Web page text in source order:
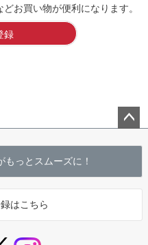
お買い物が便利になります。
録
へ
っとスムーズに！
はこちら